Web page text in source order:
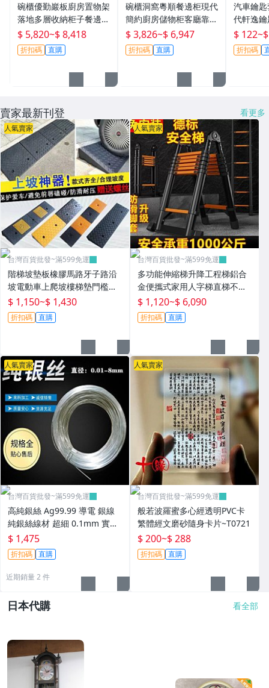
碗櫃優勤巖板廚房置物架
落地多層收納柜子餐邊靠
墻一體儲物櫥柜無聲荒島
$ 5,820~$ 8,418
折扣碼 直購
碗櫃洞窩粵順餐邊柜現代
簡約廚房儲物柜客廳靠墻
碗柜家用茶水柜置物柜無
聲荒島
$ 3,826~$ 6,947
折扣碼 直購
汽車鑰
代軒逸
達藍鳥
套保護
$ 122~
折扣碼
賣家最新刊登 看更多
人氣賣家
台灣百貨批發~滿599免運
階梯坡墊板橡膠馬路牙子路沿
坡電動車上爬坡樓梯墊門檻緩
衝墊~P0802
$ 1,150~$ 1,430
折扣碼 直購
人氣賣家
台灣百貨批發~滿599免運
多功能伸縮梯升降工程梯鋁合
金便攜式家用人字梯直梯不銹
鋼折疊梯~T0730
$ 1,120~$ 6,090
折扣碼 直購
人氣賣家
台灣百貨批發~滿599免運
高純銀絲 Ag99.99 導電 銀線
純銀絲線材 超細 0.1mm 實驗
科研
$ 1,475
折扣碼 直購
近期銷量 2 件
人氣賣家
台灣百貨批發~滿599免運
般若波羅蜜多心經透明PVC卡
繁體經文磨砂隨身卡片~T0721
$ 200~$ 288
折扣碼 直購
日本代購 看全部